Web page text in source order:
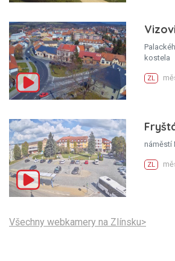
kostela
ZL
náměstí
ZL
Všechny webkamery na Zlínsku>